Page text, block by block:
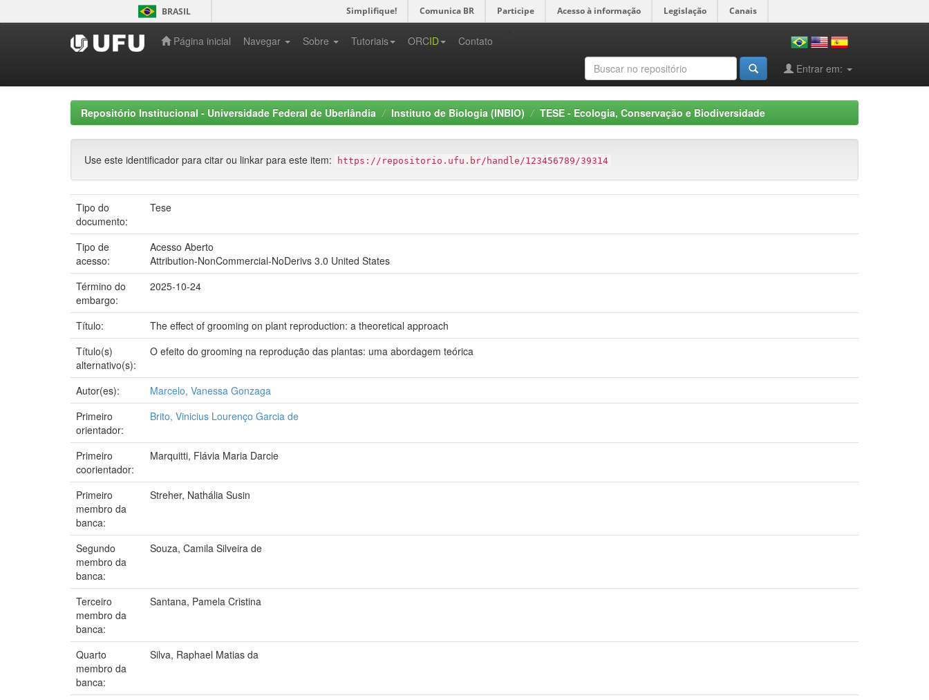
navigation
BRASIL Simplifique! Comunica BR Participe Acesso à informação Legislação Canais
Página inicial Navegar Sobre Tutoriais ORCID Contato
Entrar em:
Repositório Institucional - Universidade Federal de Uberlândia Instituto de Biologia (INBIO) TESE - Ecologia, Conservação e Biodiversidade
Use este identificador para citar ou linkar para este item: https://repositorio.ufu.br/handle/123456789/39314
Tipo do
documento:
Tese
Tipo de
acesso:
Acesso Aberto
Attribution-NonCommercial-NoDerivs 3.0 United States
Término do
embargo:
2025-10-24
Título:
The effect of grooming on plant reproduction: a theoretical approach
Título(s)
alternativo(s):
O efeito do grooming na reprodução das plantas: uma abordagem teórica
Autor(es):
Marcelo, Vanessa Gonzaga
Primeiro
orientador:
Brito, Vinicius Lourenço Garcia de
Primeiro
coorientador:
Marquitti, Flávia Maria Darcie
Primeiro
membro da
banca:
Streher, Nathália Susin
Segundo
membro da
banca:
Souza, Camila Silveira de
Terceiro
membro da
banca:
Santana, Pamela Cristina
Quarto
membro da
banca:
Silva, Raphael Matias da